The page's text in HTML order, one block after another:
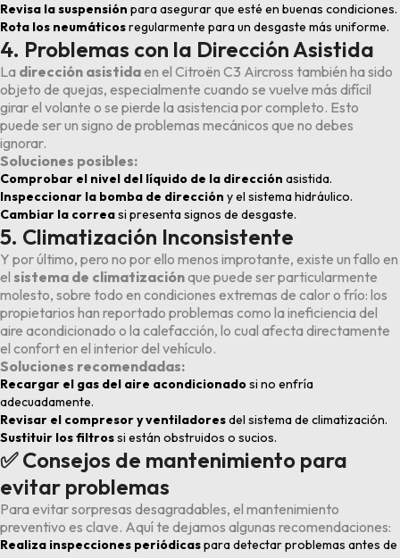
Revisa la suspensión para asegurar que esté en buenas condiciones.
Rota los neumáticosregularmente para un desgaste más uniforme.
4. Problemas con la Dirección Asistida
La dirección asistidaen el Citroën C3 Aircross también ha sido
objeto de quejas, especialmente cuando se vuelve más difícil
girar el volante o se pierde la asistencia por completo. Esto
puede ser un signo de problemas mecánicos que no debes
ignorar.
Soluciones posibles:
Comprobar el nivel del líquido de la dirección asistida.
Inspeccionar la bomba de dirección y el sistema hidráulico.
Cambiar la correasi presenta signos de desgaste.
5. Climatización Inconsistente
Y por último, pero no por ello menos improtante, existe un fallo en
el sistema de climatizaciónque puede ser particularmente
molesto, sobre todo en condiciones extremas de calor o frío: los
propietarios han reportado problemas como la ineficiencia del
aire acondicionado o la calefacción, lo cual afecta directamente
el confort en el interior del vehículo.
Soluciones recomendadas:
Recargar el gas del aire acondicionadosi no enfría
adecuadamente.
Revisar el compresor y ventiladoresdel sistema de climatización.
Sustituir los filtrossi están obstruidos o sucios.
✅ Consejos de mantenimiento para
evitar problemas
Para evitar sorpresas desagradables, el mantenimiento
preventivo es clave. Aquí te dejamos algunas recomendaciones:
Realiza inspecciones periódicaspara detectar problemas antes de